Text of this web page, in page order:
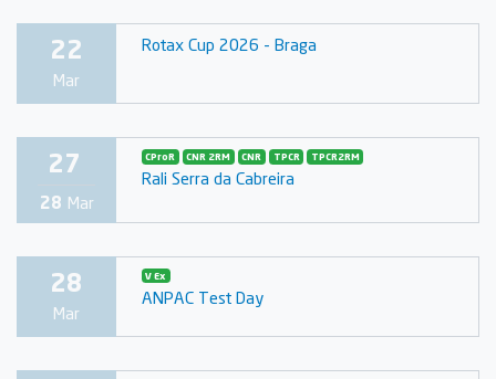
22
Mar
Rotax Cup 2026 - Braga
27
28 Mar
CProR CNR 2RM CNR TPCR TPCR2RM
Rali Serra da Cabreira
28
Mar
V Ex
ANPAC Test Day